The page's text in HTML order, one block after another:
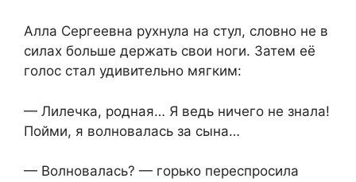
Алла Сергеевна рухнула на стул, словно не в
силах больше держать свои ноги. Затем её
голос стал удивительно мягким:
— Лилечка, родная… Я ведь ничего не знала!
Пойми, я волновалась за сына…
— Волновалась? — горько переспросила